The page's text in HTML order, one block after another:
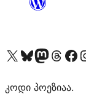
Visit our X (formerly Twitter) account
Visit our Bluesky account
Visit our Mastodon
Visit ourVisit our
კოდი პოეზიაა.